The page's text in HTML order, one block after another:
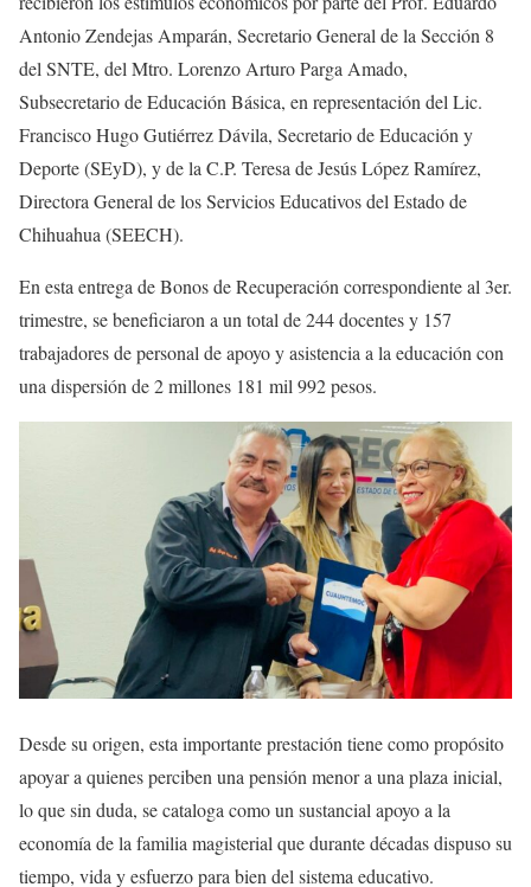
Antonio Zendejas Amparán, Secretario General de la Sección 8
del SNTE, del Mtro. Lorenzo Arturo Parga Amado,
Subsecretario de Educación Básica, en representación del Lic.
Francisco Hugo Gutiérrez Dávila, Secretario de Educación y
Deporte (SEyD), y de la C.P. Teresa de Jesús López Ramírez,
Directora General de los Servicios Educativos del Estado de
Chihuahua (SEECH).
En esta entrega de Bonos de Recuperación correspondiente al 3er.
trimestre, se beneficiaron a un total de 244 docentes y 157
trabajadores de personal de apoyo y asistencia a la educación con
una dispersión de 2 millones 181 mil 992 pesos.
Desde su origen, esta importante prestación tiene como propósito
apoyar a quienes perciben una pensión menor a una plaza inicial,
lo que sin duda, se cataloga como un sustancial apoyo a la
economía de la familia magisterial que durante décadas dispuso su
tiempo, vida y esfuerzo para bien del sistema educativo.